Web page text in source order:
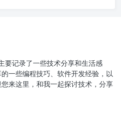
要记录了一些技术分享和生活感
一些编程技巧、软件开发经验，以
来这里，和我一起探讨技术，分享